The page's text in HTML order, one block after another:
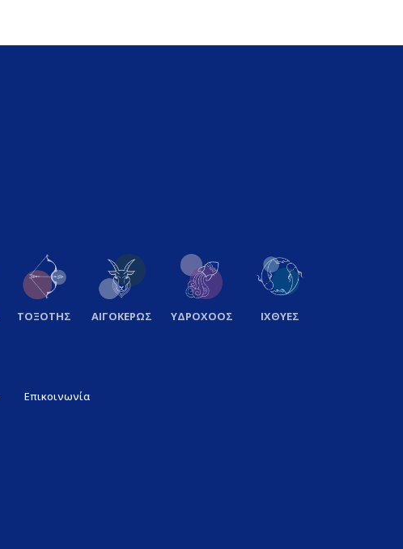
ΤΟΞΟΤΗΣ ΑΙΓΟΚΕΡΩΣ ΥΔΡΟΧΟΟΣ ΙΧΘΥΕΣ
Επικοινωνία